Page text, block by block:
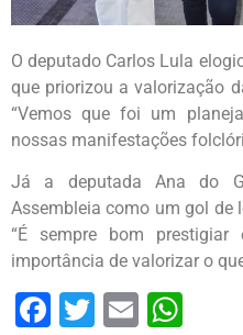
O deputado Carlos Lula
que priorizou a valorização
“Vemos que foi um
nossas manifestações
Já a deputada Ana do
Assembleia como um gol de
“É sempre bom prestigiar
importância de valorizar o
Facebook
Twitter
Email